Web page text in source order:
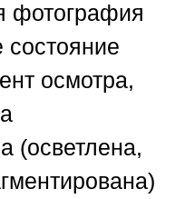
фотография
состояние
осмотра,
(осветлена,